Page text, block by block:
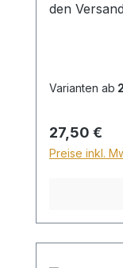
den
Varianten ab
Regulärer
27,50 €
Preise inkl.